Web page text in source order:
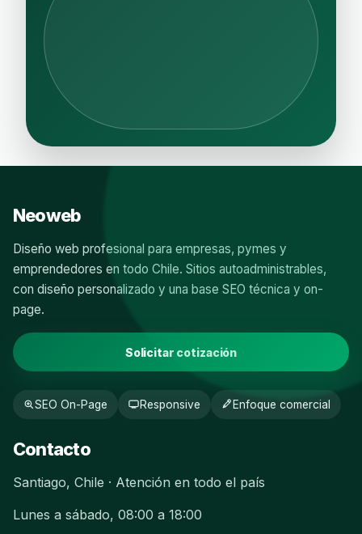
Neoweb
Diseño web profesional para empresas, pymes y
emprendedores en todo Chile. Sitios autoadministrables,
con diseño personalizado y una base SEO técnica y on-
page.
Solicitar cotización
SEO On-Page Responsive Enfoque comercial
Contacto
Santiago, Chile · Atención en todo el país
Lunes a sábado, 08:00 a 18:00